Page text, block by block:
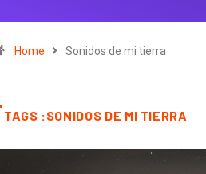
Home Sonidos de mi tierra
TAGS :SONIDOS DE MI TIERRA